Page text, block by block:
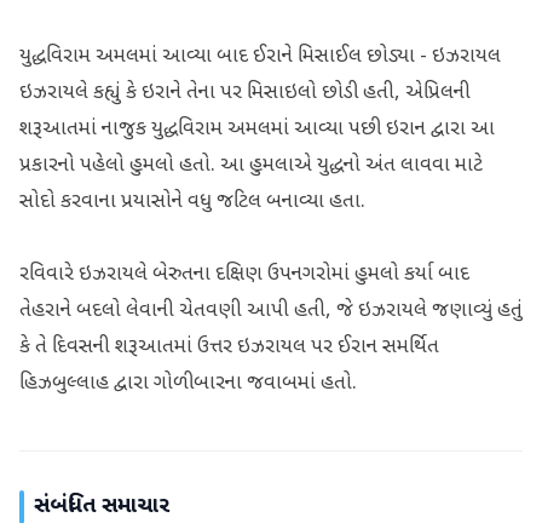
યુદ્ધવિરામ અમલમાં આવ્યા બાદ ઈરાને મિસાઈલ છોડ્યા - ઇઝરાયલ
ઇઝરાયલે કહ્યું કે ઇરાને તેના પર મિસાઇલો છોડી હતી, એપ્રિલની
શરૂઆતમાં નાજુક યુદ્ધવિરામ અમલમાં આવ્યા પછી ઇરાન દ્વારા આ
પ્રકારનો પહેલો હુમલો હતો. આ હુમલાએ યુદ્ધનો અંત લાવવા માટે
સોદો કરવાના પ્રયાસોને વધુ જટિલ બનાવ્યા હતા.
રવિવારે ઇઝરાયલે બેરુતના દક્ષિણ ઉપનગરોમાં હુમલો કર્યા બાદ
તેહરાને બદલો લેવાની ચેતવણી આપી હતી, જે ઇઝરાયલે જણાવ્યું હતું
કે તે દિવસની શરૂઆતમાં ઉત્તર ઇઝરાયલ પર ઈરાન સમર્થિત
હિઝબુલ્લાહ દ્વારા ગોળીબારના જવાબમાં હતો.
સંબંધિત સમાચાર